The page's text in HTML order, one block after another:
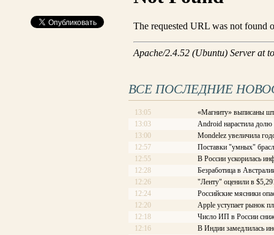
ВСЕ ПОСЛЕДНИЕ
13:05
«Магниту» выписаны
13:03
Android нарастила
13:00
Mondelez увеличила
12:57
Поставки "умных"
12:55
В России ускорилась
12:28
Безработица в
12:26
"Ленту" оценили в
12:24
Российские мясники
12:20
Apple уступает рынок
12:18
Число ИП в России
12:16
В Индии замедлилась